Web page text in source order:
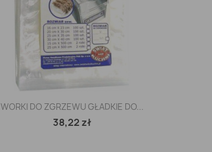
 Szybki podgląd
WORKI DO ZGRZEWU GŁADKIE DO...
38,22 zł